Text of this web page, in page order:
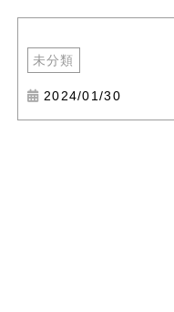
未分類
2024/01/30